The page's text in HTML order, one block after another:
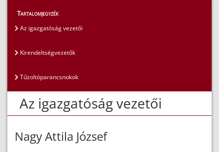
Magunkról
Az igazgatóság vezetői
Tartalomjegyzék
Az igazgatóság vezetői
Kirendeltségvezetők
Tűzoltóparancsnokok
Az igazgatóság vezetői
Nagy Attila József